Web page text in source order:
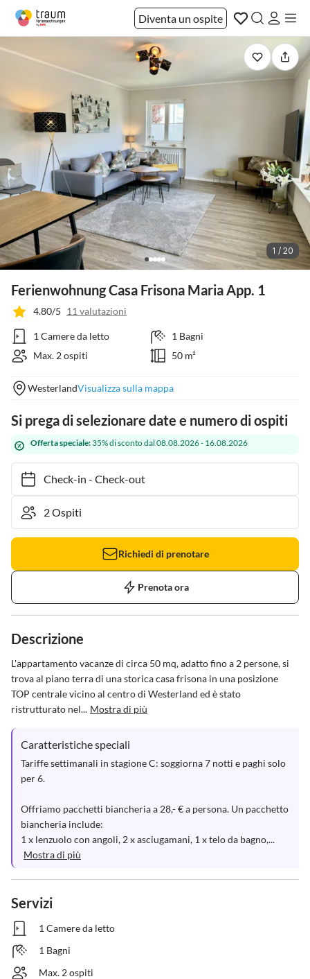
Diventa un ospite
1 / 20
Ferienwohnung Casa Frisona Maria App. 1
4.80/5 11 valutazioni
1 Camere da letto
1 Bagni
Max. 2 ospiti
50 m²
WesterlandVisualizza sulla mappa
Si prega di selezionare date e numero di ospiti
Offerta speciale: 35% di sconto dal 08.08.2026 - 16.08.2026
Check-in- Check-out
Richiedi di prenotare
Prenota ora
Descrizione
L'appartamento vacanze di circa 50 mq, adatto fino a 2 persone, si
trova al piano terra di una storica casa frisona in una posizione
TOP centrale vicino al centro di Westerland ed è stato
ristrutturato nel... Mostra di più
Caratteristiche speciali
Tariffe settimanali in stagione C: soggiorna 7 notti e paghi solo
per 6.
Offriamo pacchetti biancheria a 28,- € a persona. Un pacchetto
biancheria include:
1 x lenzuolo con angoli, 2 x asciugamani, 1 x telo da bagno,...
Mostra di più
Servizi
1 Camere da letto
1 Bagni
Max. 2 ospiti